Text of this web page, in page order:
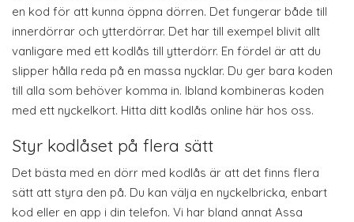
en kod för att kunna öppna dörren. Det fungerar både till
innerdörrar och ytterdörrar. Det har till exempel blivit allt
vanligare med ett kodlås till ytterdörr. En fördel är att du
slipper hålla reda på en massa nycklar. Du ger bara koden
till alla som behöver komma in. Ibland kombineras koden
med ett nyckelkort. Hitta ditt kodlås online här hos oss.
Styr kodlåset på flera sätt
Det bästa med en dörr med kodlås är att det finns flera
sätt att styra den på. Du kan välja en nyckelbricka, enbart
kod eller en app i din telefon. Vi har bland annat Assa